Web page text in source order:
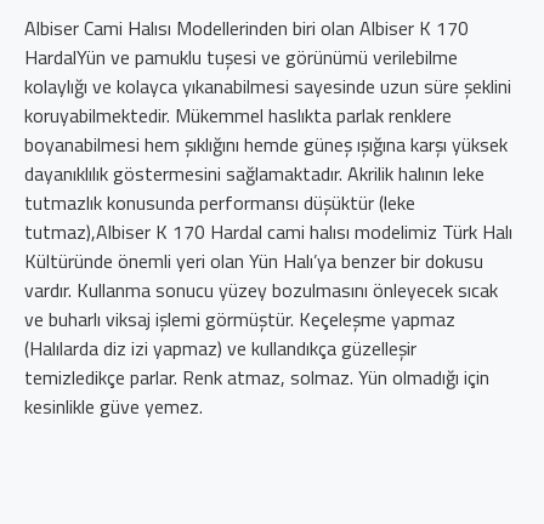
Albiser Cami Halısı Modellerinden biri olan Albiser K 170
HardalYün ve pamuklu tuşesi ve görünümü verilebilme
kolaylığı ve kolayca yıkanabilmesi sayesinde uzun süre şeklini
koruyabilmektedir. Mükemmel haslıkta parlak renklere
boyanabilmesi hem şıklığını hemde güneş ışığına karşı yüksek
dayanıklılık göstermesini sağlamaktadır. Akrilik halının leke
tutmazlık konusunda performansı düşüktür (leke
tutmaz),Albiser K 170 Hardal cami halısı modelimiz Türk Halı
Kültüründe önemli yeri olan Yün Halı’ya benzer bir dokusu
vardır. Kullanma sonucu yüzey bozulmasını önleyecek sıcak
ve buharlı viksaj işlemi görmüştür. Keçeleşme yapmaz
(Halılarda diz izi yapmaz) ve kullandıkça güzelleşir
temizledikçe parlar. Renk atmaz, solmaz. Yün olmadığı için
kesinlikle güve yemez.